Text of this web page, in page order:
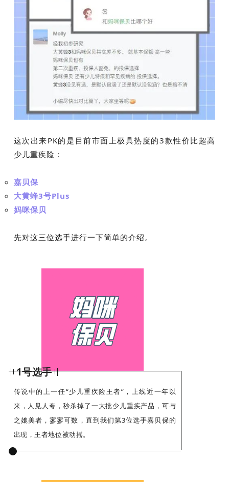
这次出来PK的是目前市面上极具热度的3款性价比超高
少儿重疾险：
嘉贝保
大黄蜂3号Plus
妈咪保贝
先对这三位选手进行一下简单的介绍。
1号选手
传说中的上一任“少儿重疾险王者”，上线近一年以
来，人见人夸，秒杀掉了一大批少儿重疾产品，可与
之媲美者，寥寥可数，直到我们第3位选手嘉贝保的
出现，王者地位被动摇。